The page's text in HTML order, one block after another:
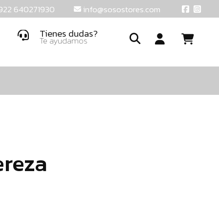
640271930 info@sosostores.com
Tienes dudas?
Te ayudamos